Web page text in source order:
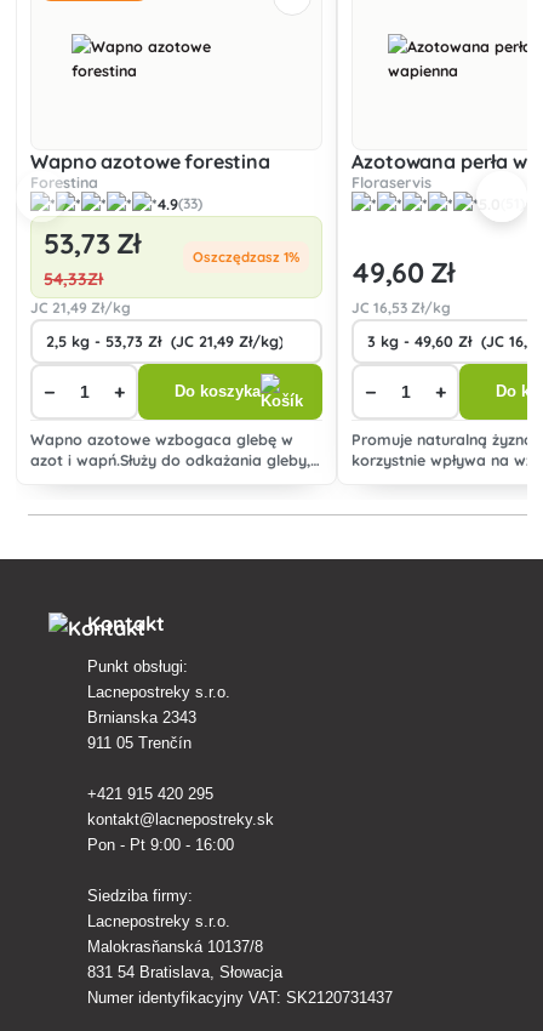
Wapno azotowe forestina
Forestina
4.9(33)
53,73 Zł
54,33Zł
Oszczędzasz 1%
JC 21,49 Zł/kg
− + Do koszyka
Wapno azotowe wzbogaca glebę w
azot i wapń.Służy do odkażania gleby,
zgorzeli kapustnych i kapustnych.W
Azotowana perła
Floraservis
49,60 Zł
JC16,53 Zł/kg
− + Do
Promuje naturalną
korzystnie wpływa na
wyleganie i inwazję
Kontakt
Punkt obsługi:
Lacnepostreky s.r.o.
Brnianska 2343
911 05 Trenčín
+421 915 420 295
kontakt@lacnepostreky.sk
Pon - Pt 9:00 - 16:00
Siedziba firmy:
Lacnepostreky s.r.o.
Malokrasňanská 10137/8
831 54 Bratislava, Słowacja
Numer identyfikacyjny VAT: SK2120731437